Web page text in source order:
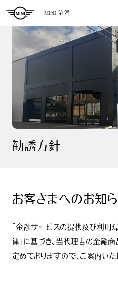
MINI 沼津
勧誘方針
お客さまへのお知
「金融サービスの提供及び利用
律」に基づき、当代理店の金融
定めておりますので、ご案内いた